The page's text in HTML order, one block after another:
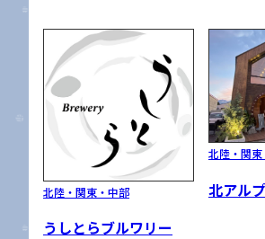
北陸・関東・中部
うしとらブルワリー
北陸・関
北アル